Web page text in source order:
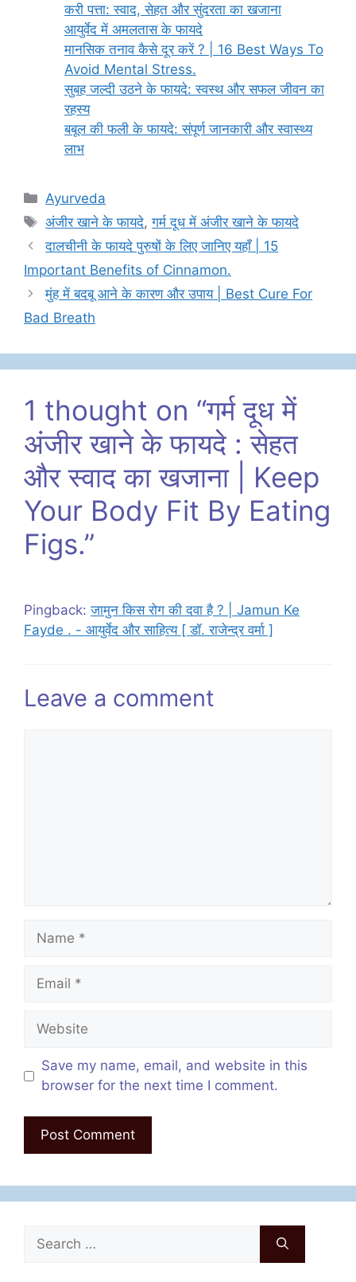
करी पत्ता: स्वाद, सेहत और सुंदरता का खजाना
आयुर्वेद में अमलतास के फायदे
मानसिक तनाव कैसे दूर करें ? | 16 Best Ways To
Avoid Mental Stress.
सुबह जल्दी उठने के फायदे: स्वस्थ और सफल जीवन का
रहस्य
बबूल की फली के फायदे: संपूर्ण जानकारी और स्वास्थ्य
लाभ
Categories
Ayurveda
Tags
अंजीर खाने के फायदे,गर्म दूध में अंजीर खाने के फायदे
दालचीनी के फायदे पुरुषों के लिए जानिए यहाँ | 15
Important Benefits of Cinnamon.
मुंह में बदबू आने के कारण और उपाय | Best Cure For
Bad Breath
1 thought on “गर्म दूध में
अंजीर खाने के फायदे : सेहत
और स्वाद का खजाना | Keep
Your Body Fit By Eating
Figs.”
Pingback:जामुन किस रोग की दवा है ? | Jamun Ke
Fayde . - आयुर्वेद और साहित्य [ डॉ. राजेन्द्र वर्मा ]
Leave a comment
Name
Email
Website
Save my name, email, and website in this
browser for the next time I comment.
for: